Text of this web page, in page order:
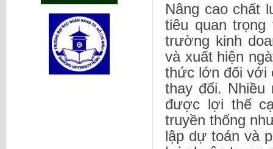
Nâng cao chất
tiêu quan trọng
trường kinh
và xuất hiện
thức lớn đối với
thay đổi. Nhiều
được lợi thế
truyền thống
lập dự toán và